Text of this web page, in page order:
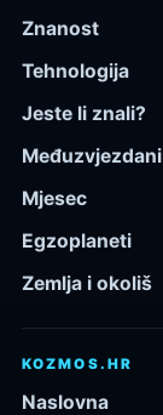
Znanost
Tehnologija
Jeste li znali?
Mjesec
Egzoplaneti
Zemlja i okoliš
KOZMOS.HR
Naslovna